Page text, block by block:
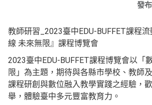
發
教師研習_2023臺中EDU-BUFFET課程
線 未來無限』課程博覽會
2023臺中EDU-BUFFET課程博覽會以「
限」為主題，期待與各縣市學校、教師
課程研創與數位融入教學實踐之經驗，
舉，體驗臺中多元豐富教育力。